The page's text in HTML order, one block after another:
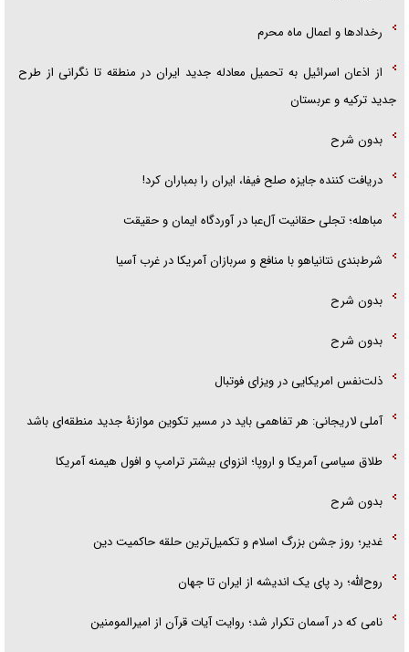
رخداد‌ها و اعمال ماه محرم
از اذعان اسرائیل به تحمیل معادله جدید ایران در منطقه تا نگرانی از طرح
جدید ترکیه و عربستان
بدون شرح
دریافت کننده جایزه صلح فیفا، ایران را بمباران کرد!
مباهله؛ تجلی حقانیت آل‌عبا در آوردگاه ایمان و حقیقت
شرط‌بندی نتانیاهو با منافع و سربازان آمریکا در غرب آسیا
بدون شرح
بدون شرح
ذلت‌نفس امریکایی در ویزای فوتبال
آملی لاریجانی: هر تفاهمی باید در مسیر تکوین موازنۀ جدید منطقه‌ای باشد
طلاق سیاسی آمریکا و اروپا؛ انزوای بیشتر ترامپ و افول هیمنه آمریکا
بدون شرح
غدیر؛ روز جشن بزرگ اسلام و تکمیل‌ترین حلقه حاکمیت دین
روح‌الله؛ رد پای یک اندیشه از ایران تا جهان
نامی که در آسمان تکرار شد؛ روایت آیات قرآن از امیرالمومنین